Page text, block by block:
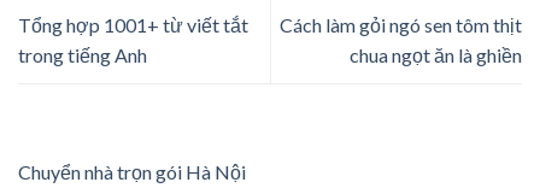
Tổng hợp 1001+ từ viết tắt
trong tiếng Anh
Cách làm gỏi ngó sen tôm thịt
chua ngọt ăn là ghiền
Chuyển nhà trọn gói Hà Nội